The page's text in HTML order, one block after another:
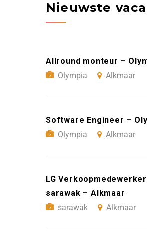
Nieuwste
Allround monteur –
Olympia
Alkmaar
Software Engineer –
Olympia
Alkmaar
LG
sarawak – Alkmaar
sarawak
Alkmaar